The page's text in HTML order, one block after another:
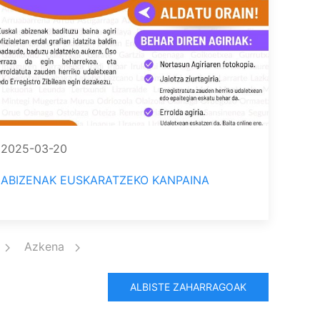
2025-03-20
ABIZENAK EUSKARATZEKO KANPAINA
Azkena
ALBISTE ZAHARRAGOAK